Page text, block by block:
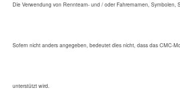
Die Verwendung von Rennteam- und / oder Fahrernamen,
Sofern nicht anders angegeben, bedeutet dies nicht, dass das CMC-
unterstützt wird.